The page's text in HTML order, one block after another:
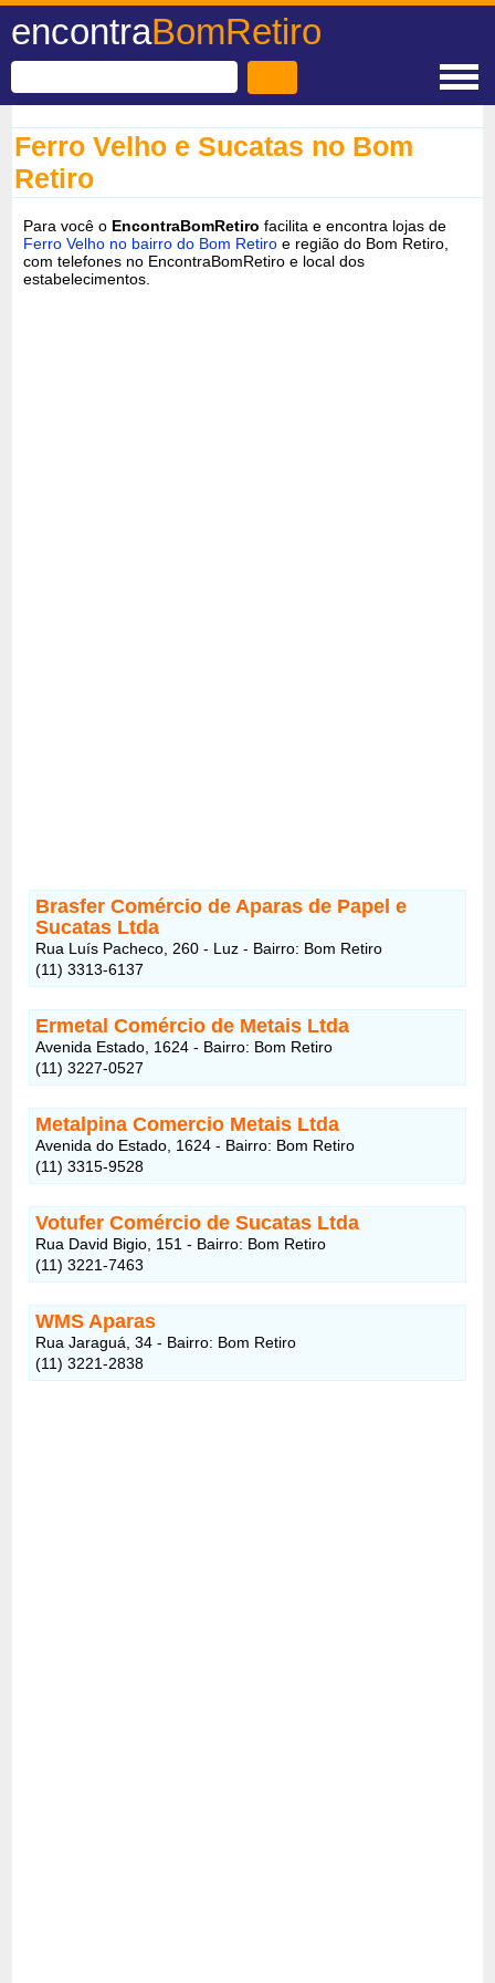
encontraBomRetiro
Ferro Velho e Sucatas no Bom
Retiro
Para você o EncontraBomRetiro facilita e encontra lojas de
Ferro Velho no bairro do Bom Retiro e região do Bom Retiro,
com telefones no EncontraBomRetiro e local dos
estabelecimentos.
Brasfer Comércio de Aparas de Papel e
Sucatas Ltda
Rua Luís Pacheco, 260 - Luz - Bairro: Bom Retiro
(11) 3313-6137
Ermetal Comércio de Metais Ltda
Avenida Estado, 1624 - Bairro: Bom Retiro
(11) 3227-0527
Metalpina Comercio Metais Ltda
Avenida do Estado, 1624 - Bairro: Bom Retiro
(11) 3315-9528
Votufer Comércio de Sucatas Ltda
Rua David Bigio, 151 - Bairro: Bom Retiro
(11) 3221-7463
WMS Aparas
Rua Jaraguá, 34 - Bairro: Bom Retiro
(11) 3221-2838